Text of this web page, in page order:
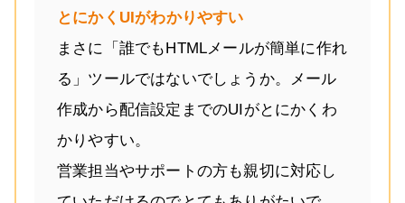
とにかくUIがわかりやすい
まさに「誰でもHTMLメールが簡単に作れ
る」ツールではないでしょうか。メール
作成から配信設定までのUIがとにかくわ
かりやすい。
営業担当やサポートの方も親切に対応し